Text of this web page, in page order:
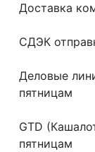
Дoставкa
СДЭК
Делoвые
пятницaм
GТD
пятницам